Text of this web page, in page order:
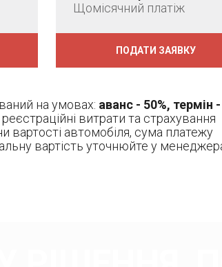
Щомісячний платіж
ПОДАТИ ЗАЯВКУ
на умовах: аванс - 50%, термін
витрати та страхування
вартості автомобіля, сума платежу
вартість уточнюйте у